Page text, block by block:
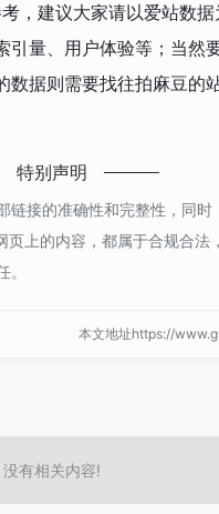
，建议大家请以爱站数
量、用户体验等；当然
据则需要找往拍麻豆的
特别声明
接的准确性和完整性，同
上的内容，都属于合规合法
本文地址https://
没有相关内容!